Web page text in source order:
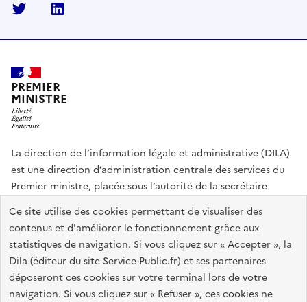
Ce site utilise des cookies permettant de visualiser des
contenus et d'améliorer le fonctionnement grâce aux
statistiques de navigation. Si vous cliquez sur « Accepter », la
Dila (éditeur du site Service-Public.fr) et ses partenaires
déposeront ces cookies sur votre terminal lors de votre
navigation. Si vous cliquez sur « Refuser », ces cookies ne
Twitter
PREMIER
MINISTRE
La direction de l’information légale et administrative (DILA)
est une direction d’administration centrale des services du
Premier ministre, placée sous l’autorité de la secrétaire
info.gouv.fr
assemblee-nationale.fr
sénat.fr
Répertoire des informations publiques